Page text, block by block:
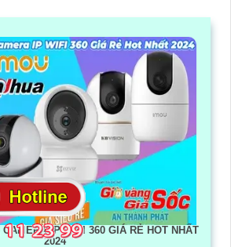
IP WIFI 360 GIÁ RẺ HOT NHẤT
2024